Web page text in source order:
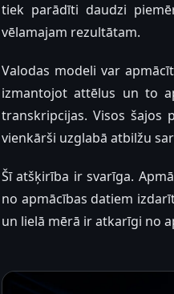
tiek parādīti daudzi
vēlamajam rezultātam.
Valodas modeli var
izmantojot attēlus un to
transkripcijas. Visos šajos
vienkārši uzglabā atbilžu
Šī atšķirība ir svarīga.
no apmācības datiem
un lielā mērā ir atkarīgi no